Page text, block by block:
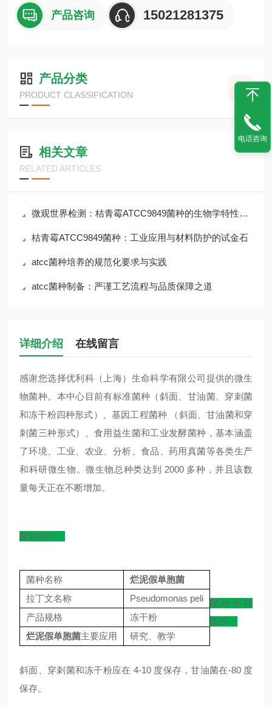
产品咨询 15021281375
产品分类
PRODUCT CLASSIFICATION
相关文章
RELATED ARTICLES
微观世界检测：桔青霉ATCC9849菌种的生物学特性与风险
桔青霉ATCC9849菌种：工业应用与材料防护的试金石
atcc菌种培养的规范化要求与实践
atcc菌种制备：严谨工艺流程与品质保障之道
详细介绍 在线留言
感谢您选择优利科（上海）生命科学有限公司提供的微生
物菌种。本中心目前有标准菌种（斜面、甘油菌、穿刺菌
和冻干粉四种形式）、基因工程菌种 （斜面、甘油菌和穿
刺菌三种形式）、食用益生菌和工业发酵菌种，基本涵盖
了环境、工业、农业、分析、食品、药用真菌等各类生产
和科研微生物。微生物总种类达到 2000 多种，并且该数
量每天正在不断增加。
菌种简介：
菌种名称
烂泥假单胞菌
拉丁文名称
Pseudomonas peli
产品规格
冻干粉
烂泥假单胞菌主要应用 研究、教学
菌种保存
条件：
斜面、穿刺菌和冻干粉应在 4-10 度保存，甘油菌在-80 度
保存。
电话咨询